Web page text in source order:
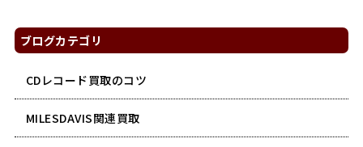
ブログカテゴリ
CDレコード買取のコツ
MILESDAVIS関連買取